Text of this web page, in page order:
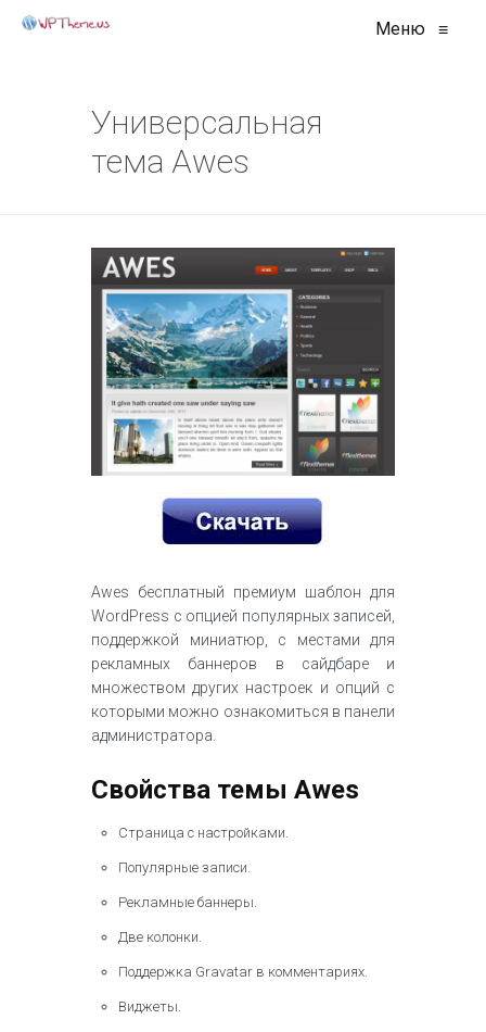
Меню ≡
Универсальная
тема Awes
Awes бесплатный премиум шаблон для
WordPress с опцией популярных записей,
поддержкой миниатюр, с местами для
рекламных баннеров в сайдбаре и
множеством других настроек и опций с
которыми можно ознакомиться в панели
администратора.
Свойства темы Awes
Страница с настройками.
Популярные записи.
Рекламные баннеры.
Две колонки.
Поддержка Gravatar в комментариях.
Виджеты.